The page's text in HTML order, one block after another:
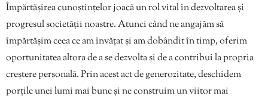
Împărtășirea cunoștințelor joacă un rol vital în dezvoltarea și
progresul societății noastre. Atunci când ne angajăm să
împărtășim ceea ce am învățat și am dobândit în timp, oferim
oportunitatea altora de a se dezvolta și de a contribui la propria
creștere personală. Prin acest act de generozitate, deschidem
porțile unei lumi mai bune și ne construim un viitor mai